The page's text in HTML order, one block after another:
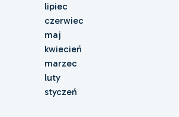
lipiec
czerwiec
maj
kwiecień
marzec
luty
styczeń